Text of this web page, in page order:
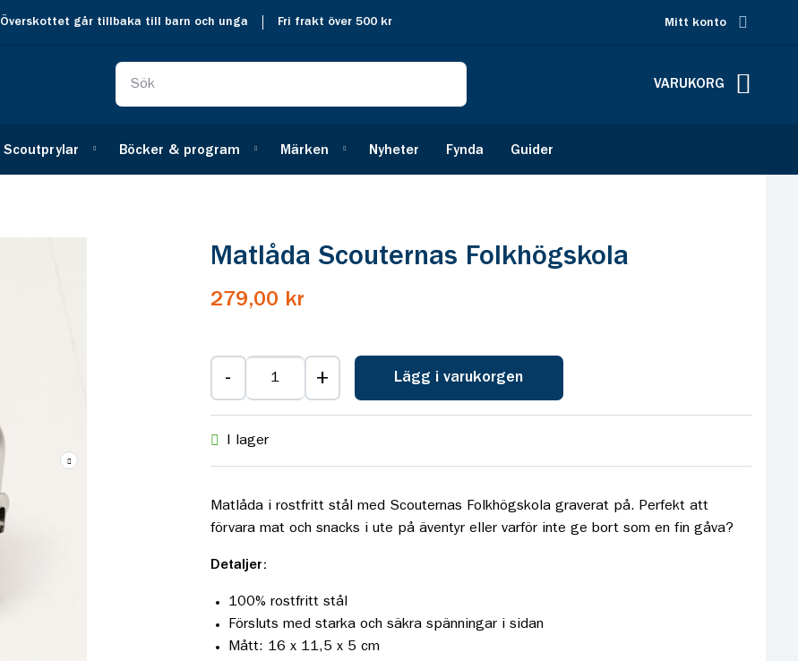
Överskottet går tillbaka till barn och unga Fri frakt över 500 kr Mitt konto
VARUKORG
Scoutprylar Böcker & program Märken Nyheter Fynda Guider
Matlåda Scouternas Folkhögskola
279,00 kr
- + Lägg i varukorgen
I lager
Matlåda i rostfritt stål med Scouternas Folkhögskola graverat på. Perfekt att
förvara mat och snacks i ute på äventyr eller varför inte ge bort som en fin gåva?
Detaljer:
100% rostfritt stål
Försluts med starka och säkra spänningar i sidan
Mått: 16 x 11,5 x 5 cm